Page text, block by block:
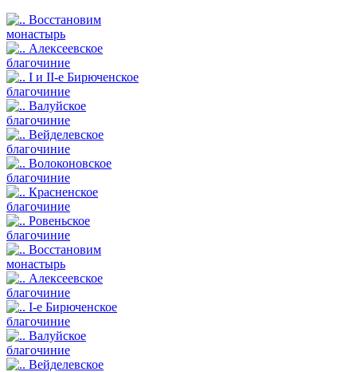
Восстановим
монастырь
Алексеевское
благочиние
I и II-е Бирюченское
благочиние
Валуйское
благочиние
Вейделевское
благочиние
Волоконовское
благочиние
Красненское
благочиние
Ровеньское
благочиние
Восстановим
монастырь
Алексеевское
благочиние
I-е Бирюченское
благочиние
Валуйское
благочиние
Вейделевское